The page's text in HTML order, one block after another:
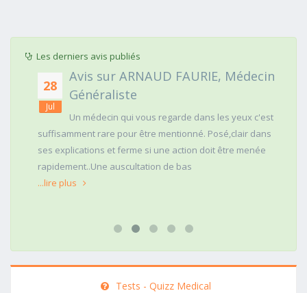
Les derniers avis publiés
28
Jul
Avis sur ARNAUD FAURIE, Médecin
Généraliste
Un médecin qui vous regarde dans les yeux c'est
suffisamment rare pour être mentionné. Posé,clair dans
ses explications et ferme si une action doit être menée
rapidement..Une auscultation de bas
...lire plus
Tests - Quizz Medical